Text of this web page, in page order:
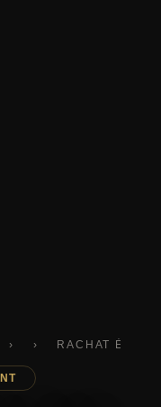
› › RACHAT ÉCU 5